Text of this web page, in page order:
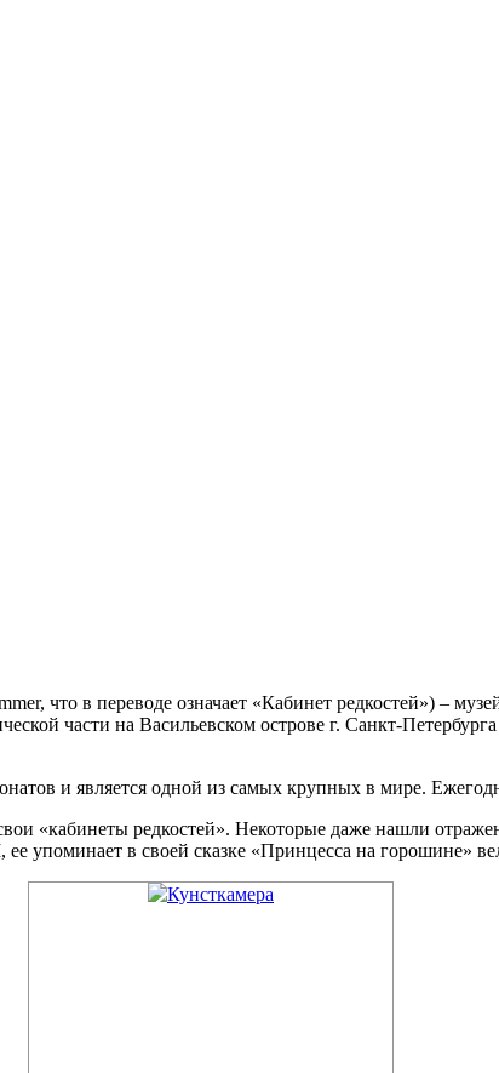
что в переводе означает «Кабинет редкостей») –
части на Васильевском острове г. Санкт-
и является одной из самых крупных в мире.
«кабинеты редкостей». Некоторые даже нашли
упоминает в своей сказке «Принцесса на горошине»